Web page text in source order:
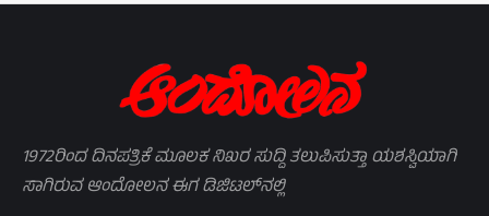
1972ರಿಂದ ದಿನಪತ್ರಿಕೆ ಮೂಲಕ ನಿಖರ ಸುದ್ದಿ ತಲುಪಿಸುತ್ತಾ ಯಶಸ್ವಿಯಾಗಿ
ಸಾಗಿರುವ ಆಂದೋಲನ ಈಗ ಡಿಜಿಟಲ್‌ನಲ್ಲಿ